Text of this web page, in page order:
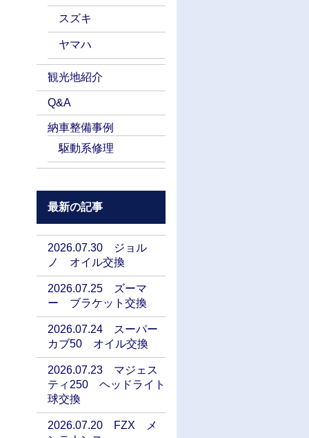
スズキ
ヤマハ
観光地紹介
Q&A
納車整備事例
駆動系修理
最新の記事
2026.07.30 ジョル
ノ オイル交換
2026.07.25 ズーマ
ー ブラケット交換
2026.07.24 スーパー
カブ50 オイル交換
2026.07.23 マジェス
ティ250 ヘッドライト
球交換
2026.07.20 FZX メ